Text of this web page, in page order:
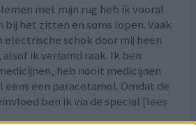
met mijn rug heb ik vooral
bij het zitten en soms lopen. Vaak
schok door mij heen
ik verlamd raak. Ik ben
heb nooit medicijnen
een paracetamol. Omdat de
ben ik via de special [lees